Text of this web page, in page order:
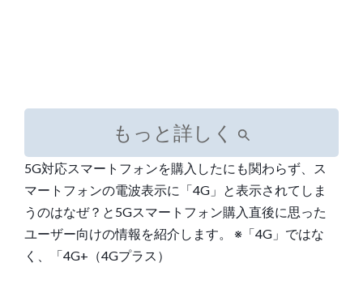
もっと詳しく
5G対応スマートフォンを購入したにも関わらず、ス
マートフォンの電波表示に「4G」と表示されてしま
うのはなぜ？と5Gスマートフォン購入直後に思った
ユーザー向けの情報を紹介します。 ※「4G」ではな
く、「4G+（4Gプラス）